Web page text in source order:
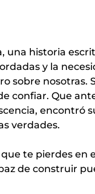
historia
y la
sobre
confiar. Que
verdades.
te pierdes
de construir